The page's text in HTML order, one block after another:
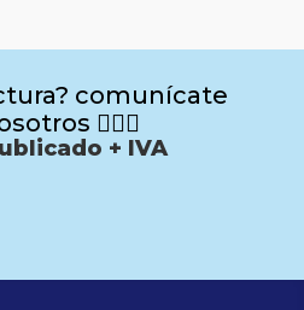
comunícate
🙋🏻‍♂️
+ IVA